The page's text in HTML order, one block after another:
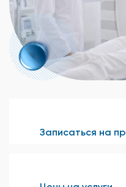
Записаться на